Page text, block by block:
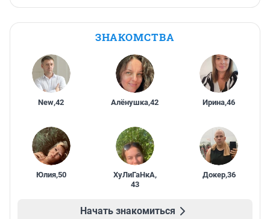
ЗНАКОМСТВА
New,42 Алёнушка,42 Ирина,46
Юлия,50 ХуЛиГаНкА,
43
Докер,36
Начать знакомиться